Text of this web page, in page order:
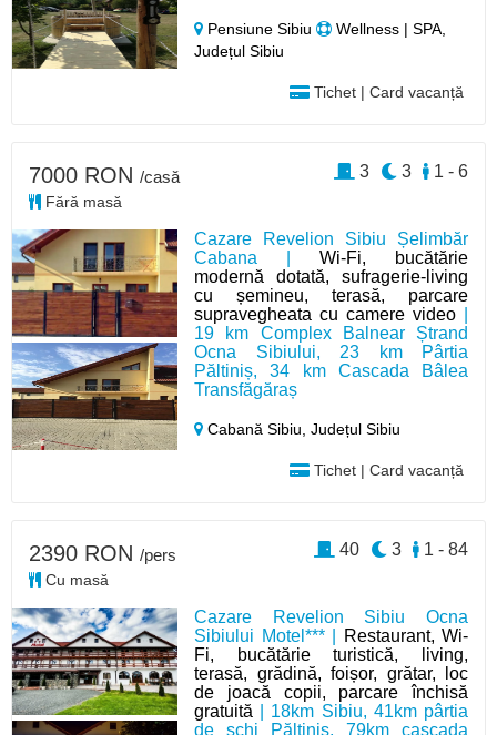
Pensiune Sibiu
Wellness | SPA,
Județul Sibiu
Tichet | Card vacanță
Cazare Revelion Sibiu Șelimbăr
Cabana |Wi-Fi, bucătărie
modernă dotată, sufragerie-living
cu șemineu, terasă, parcare
supravegheata cu camere video
19 km Complex Balnear Ștrand
Ocna Sibiului, 23 km Pârtia
Păltiniș, 34 km Cascada Bâlea
Transfăgăraș
Cabană Sibiu,Județul Sibiu
Tichet | Card vacanță
7000 RON /casă
Fără masă
1 - 6
3
3
Cazare Revelion Sibiu Ocna
Sibiului Motel*** |
Restaurant, Wi-
Fi, bucătărie turistică, living,
terasă, grădină, foișor, grătar, loc
de joacă copii, parcare închisă
gratuită | 18km Sibiu, 41km pârtia
de schi Păltiniș, 79km cascada
2390 RON /pers
Cu masă
1 - 84
3
40